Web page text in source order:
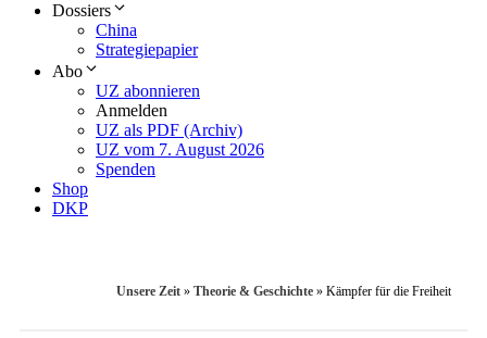
Dossiers
China
Strategiepapier
Abo
UZ abonnieren
Anmelden
UZ als PDF (Archiv)
UZ vom 7. August 2026
Spenden
Shop
DKP
Unsere Zeit » Theorie & Geschichte » Kämpfer für die Freiheit